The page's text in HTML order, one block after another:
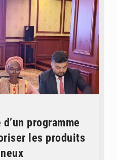
programme
les produits